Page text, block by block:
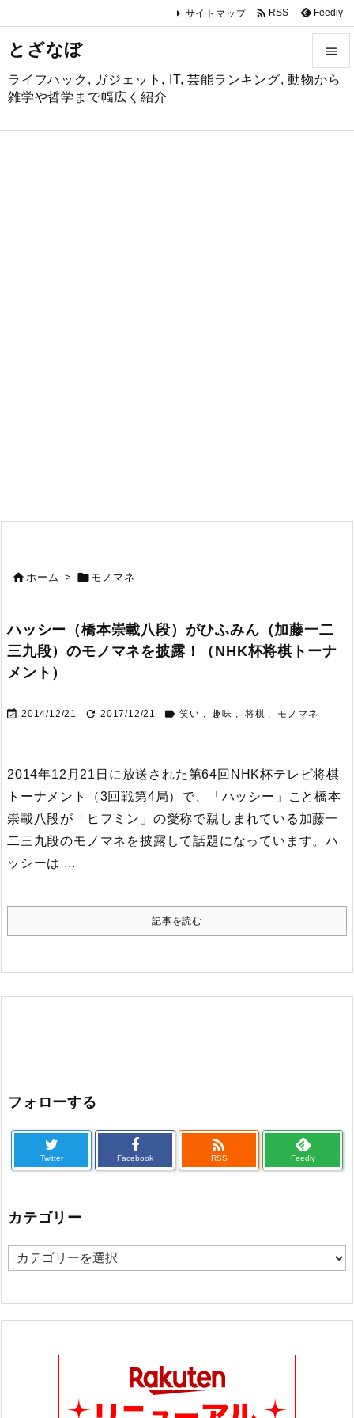
とざなぼ
ライフハック, ガジェット, IT, 芸能ランキング, 動物から
雑学や哲学まで幅広く紹介



サイトマップ  RSS Feedly
ホーム >  モノマネ
ハッシー（橋本崇載八段）がひふみん（加藤一二
三九段）のモノマネを披露！（NHK杯将棋トーナ
メント）
 2014/12/21  2017/12/21  笑い , 趣味 , 将棋 , モノマネ
2014年12月21日に放送された第64回NHK杯テレビ将棋
トーナメント（3回戦第4局）で、「ハッシー」こと橋本
崇載八段が「ヒフミン」の愛称で親しまれている加藤一
二三九段のモノマネを披露して話題になっています。ハ
ッシーは ...
記事を読む
フォローする
Twitter Facebook

RSS Feedly
カテゴリー
カ
ゴ